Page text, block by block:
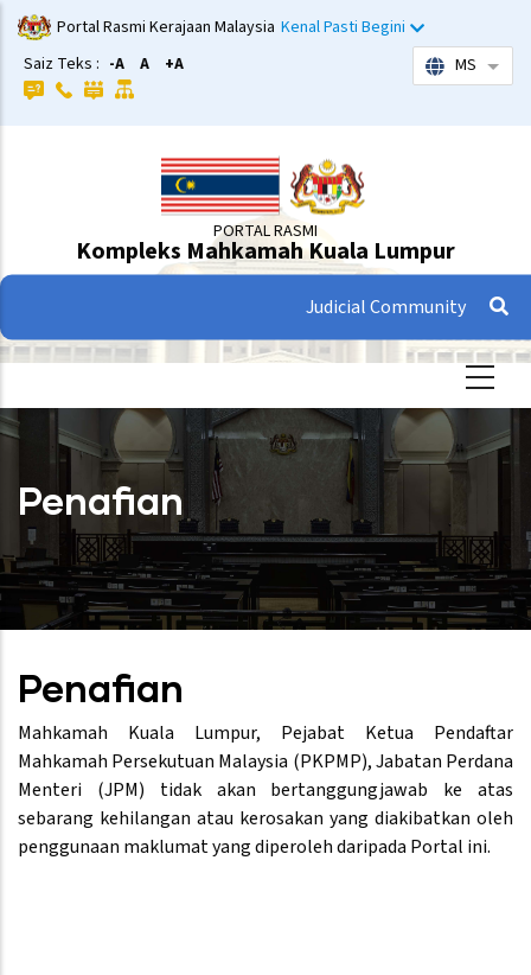
Langkau
ke
kandungan
utama
Portal Rasmi Kerajaan Malaysia Kenal Pasti Begini
Saiz Teks : -A A +A MS
PORTAL RASMI
Kompleks Mahkamah Kuala Lumpur
Judicial Community
Penafian
Penafian
Mahkamah Kuala Lumpur, Pejabat Ketua Pendaftar
Mahkamah Persekutuan Malaysia (PKPMP), Jabatan Perdana
Menteri (JPM) tidak akan bertanggungjawab ke atas
sebarang kehilangan atau kerosakan yang diakibatkan oleh
penggunaan maklumat yang diperoleh daripada Portal ini.